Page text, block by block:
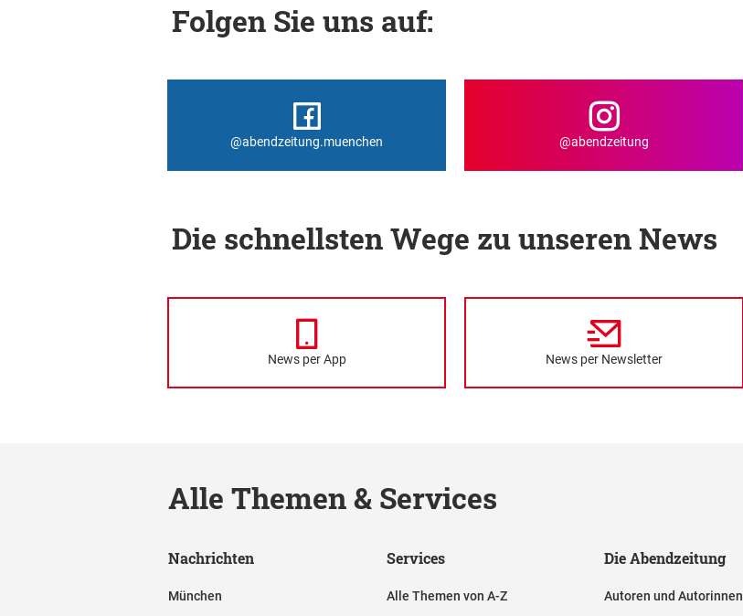
Folgen Sie uns auf:
@abendzeitung.muenchen @abendzeitung
Die schnellsten Wege zu unseren News
News per App News per Newsletter
Alle Themen & Services
Nachrichten
München
Services
Alle Themen von A-Z
Die Abendzeitung
Autoren und Autorinnen